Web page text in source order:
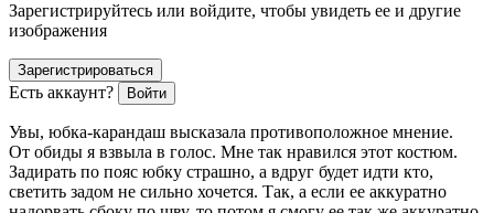
Зарегистрируйтесь или войдите, чтобы увидеть ее и другие
изображения
Зарегистрироваться
Есть аккаунт? Войти
Увы, юбка-карандаш высказала противоположное мнение.
От обиды я взвыла в голос. Мне так нравился этот костюм.
Задирать по пояс юбку страшно, а вдруг будет идти кто,
светить задом не сильно хочется. Так, а если ее аккуратно